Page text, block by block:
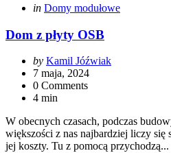
Categories
Posted
in Domy modułowe
Dom z płyty OSB
Posted
by
by Kamil Jóźwiak
7 maja, 2024
0 Comments
4 min
W obecnych czasach, podczas
większości z nas najbardziej liczy
jej koszty. Tu z pomocą przychodzą...